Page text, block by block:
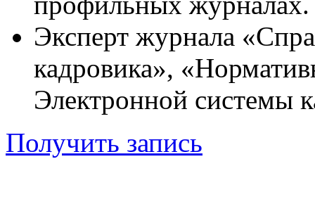
Эксперт журнала
кадровика»,
Электронной системы
Получить запись